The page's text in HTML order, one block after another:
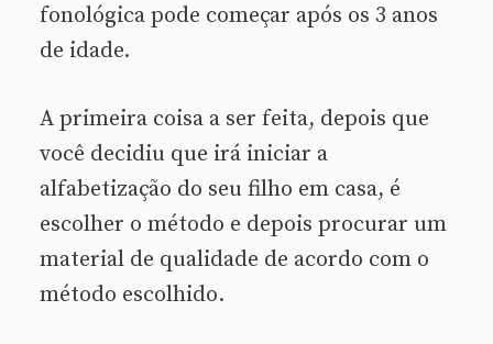
fonológica pode começar após os 3 anos
de idade.
A primeira coisa a ser feita, depois que
você decidiu que irá iniciar a
alfabetização do seu filho em casa, é
escolher o método e depois procurar um
material de qualidade de acordo com o
método escolhido.